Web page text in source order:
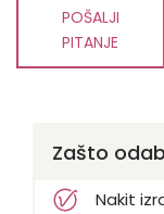
POŠALJI
PITANJE
Zašto
Nakit